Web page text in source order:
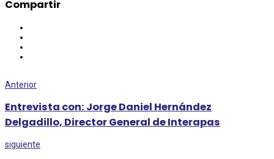
Compartir
Anterior
Entrevista con: Jorge Daniel Hernández
Delgadillo, Director General de Interapas
siguiente